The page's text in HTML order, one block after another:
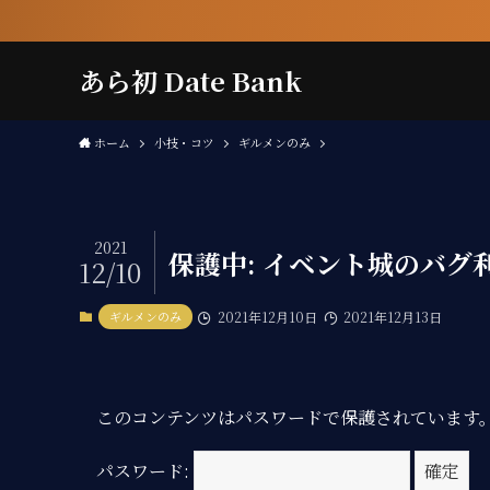
あら初 Date Bank
ホーム 小技・コツ ギルメンのみ
保護中: イベント城のバグ
2021
12/10
ギルメンのみ 2021年12月10日 2021年12月13日
このコンテンツはパスワードで保護されています
パスワード: